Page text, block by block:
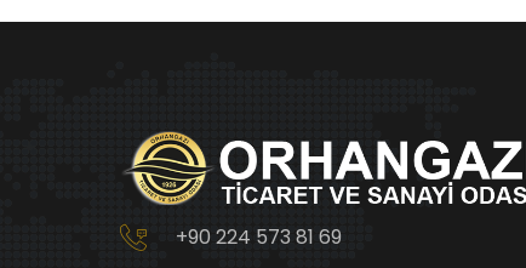
+90 224 573 81 69